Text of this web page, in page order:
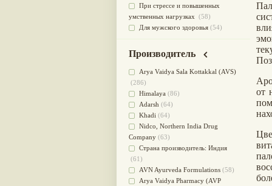
от
При стрессе и повышенных
умственных нагрузках (58)
Для мужского здоровья (54)
применения
(51)
Для приготовления пищи(49)
от инфекций мочеполовой
системы(49)
Для стабилизации деятельности
ЦНС(47)
для суставов(47)
Лечит опухоли и отеки
Для медитации(44)
выводит токсины
Для здоровья печени(41)
Для тела(39)
Производитель
Arya Vaidya Sala Kottakkal (AVS)
(286)
Himalaya (86)
Adarsh (64)
Khadi (64)
Nidсo, Northern India Drug
Company (63)
Страна производитель: Индия
(61)
AVN Ayurveda Formulations (58)
Arya Vaidya Pharmacy (AVP